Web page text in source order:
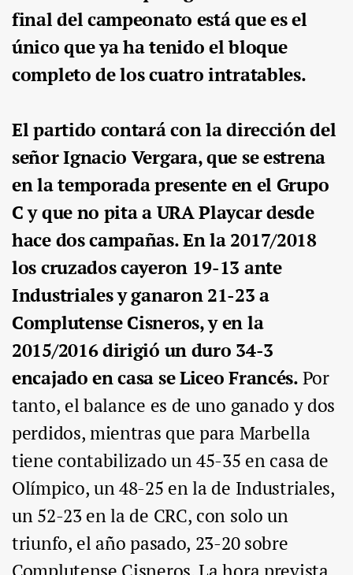
final del campeonato está que es el
único que ya ha tenido el bloque
completo de los cuatro intratables.
El partido contará con la dirección del
señor Ignacio Vergara, que se estrena
en la temporada presente en el Grupo
C y que no pita a URA Playcar desde
hace dos campañas. En la 2017/2018
los cruzados cayeron 19-13 ante
Industriales y ganaron 21-23 a
Complutense Cisneros, y en la
2015/2016 dirigió un duro 34-3
encajado en casa se Liceo Francés.Por
tanto, el balance es de uno ganado y dos
perdidos, mientras que para Marbella
tiene contabilizado un 45-35 en casa de
Olímpico, un 48-25 en la de Industriales,
un 52-23 en la de CRC, con solo un
triunfo, el año pasado, 23-20 sobre